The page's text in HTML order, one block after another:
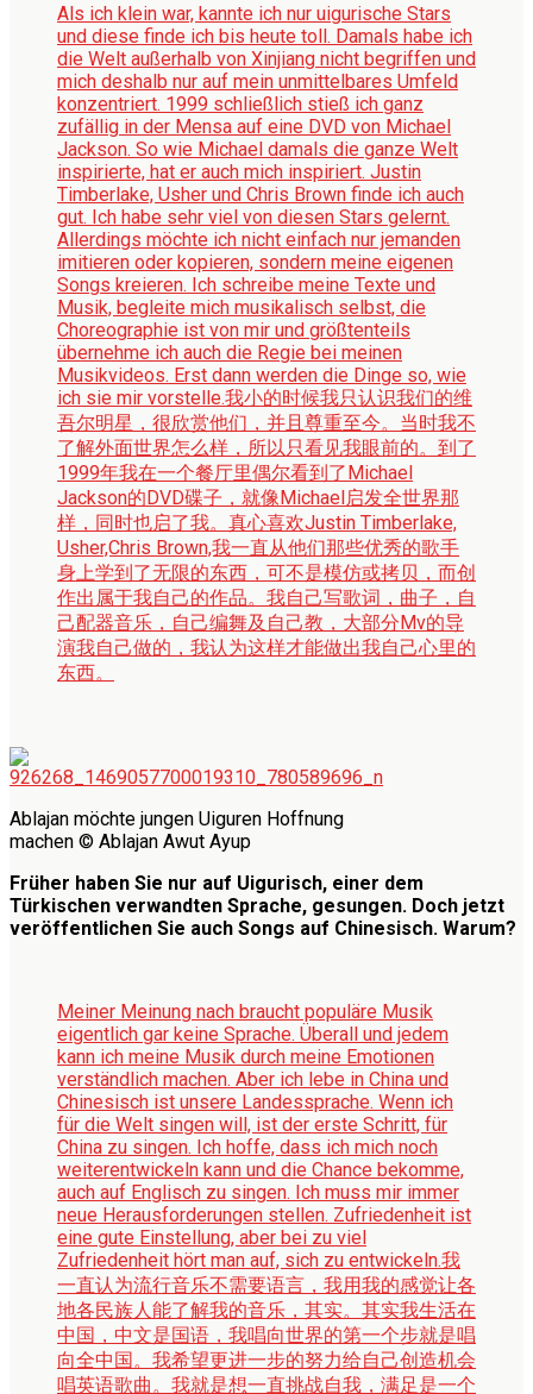
Als ich klein war, kannte ich nur uigurische Stars
und diese finde ich bis heute toll. Damals habe ich
die Welt außerhalb von Xinjiang nicht begriffen und
mich deshalb nur auf mein unmittelbares Umfeld
konzentriert. 1999 schließlich stieß ich ganz
zufällig in der Mensa auf eine DVD von Michael
Jackson. So wie Michael damals die ganze Welt
inspirierte, hat er auch mich inspiriert. Justin
Timberlake, Usher und Chris Brown finde ich auch
gut. Ich habe sehr viel von diesen Stars gelernt.
Allerdings möchte ich nicht einfach nur jemanden
imitieren oder kopieren, sondern meine eigenen
Songs kreieren. Ich schreibe meine Texte und
Musik, begleite mich musikalisch selbst, die
Choreographie ist von mir und größtenteils
übernehme ich auch die Regie bei meinen
Musikvideos. Erst dann werden die Dinge so, wie
ich sie mir vorstelle.我小的时候我只认识我们的维
吾尔明星，很欣赏他们，并且尊重至今。当时我不
了解外面世界怎么样，所以只看见我眼前的。到了
1999年我在一个餐厅里偶尔看到了Michael
Jackson的DVD碟子，就像Michael启发全世界那
样，同时也启了我。真心喜欢Justin Timberlake,
Usher,Chris Brown,我一直从他们那些优秀的歌手
身上学到了无限的东西，可不是模仿或拷贝，而创
作出属于我自己的作品。我自己写歌词，曲子，自
己配器音乐，自己编舞及自己教，大部分Mv的导
演我自己做的，我认为这样才能做出我自己心里的
东西。
Ablajan möchte jungen Uiguren Hoffnung
machen © Ablajan Awut Ayup
Früher haben Sie nur auf Uigurisch, einer dem
Türkischen verwandten Sprache, gesungen. Doch jetzt
veröffentlichen Sie auch Songs auf Chinesisch. Warum?
Meiner Meinung nach braucht populäre Musik
eigentlich gar keine Sprache. Überall und jedem
kann ich meine Musik durch meine Emotionen
verständlich machen. Aber ich lebe in China und
Chinesisch ist unsere Landessprache. Wenn ich
für die Welt singen will, ist der erste Schritt, für
China zu singen. Ich hoffe, dass ich mich noch
weiterentwickeln kann und die Chance bekomme,
auch auf Englisch zu singen. Ich muss mir immer
neue Herausforderungen stellen. Zufriedenheit ist
eine gute Einstellung, aber bei zu viel
Zufriedenheit hört man auf, sich zu entwickeln.我
一直认为流行音乐不需要语言，我用我的感觉让各
地各民族人能了解我的音乐，其实。其实我生活在
中国，中文是国语，我唱向世界的第一个步就是唱
向全中国。我希望更进一步的努力给自己创造机会
唱英语歌曲。我就是想一直挑战自我，满足是一个